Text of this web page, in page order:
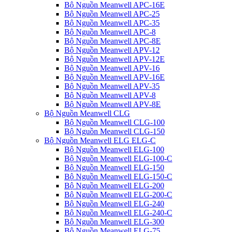
Bộ Nguồn Meanwell APC-16E
Bộ Nguồn Meanwell APC-25
Bộ Nguồn Meanwell APC-35
Bộ Nguồn Meanwell APC-8
Bộ Nguồn Meanwell APC-8E
Bộ Nguồn Meanwell APV-12
Bộ Nguồn Meanwell APV-12E
Bộ Nguồn Meanwell APV-16
Bộ Nguồn Meanwell APV-16E
Bộ Nguồn Meanwell APV-35
Bộ Nguồn Meanwell APV-8
Bộ Nguồn Meanwell APV-8E
Bộ Nguồn Meanwell CLG
Bộ Nguồn Meanwell CLG-100
Bộ Nguồn Meanwell CLG-150
Bộ Nguồn Meanwell ELG ELG-C
Bộ Nguồn Meanwell ELG-100
Bộ Nguồn Meanwell ELG-100-C
Bộ Nguồn Meanwell ELG-150
Bộ Nguồn Meanwell ELG-150-C
Bộ Nguồn Meanwell ELG-200
Bộ Nguồn Meanwell ELG-200-C
Bộ Nguồn Meanwell ELG-240
Bộ Nguồn Meanwell ELG-240-C
Bộ Nguồn Meanwell ELG-300